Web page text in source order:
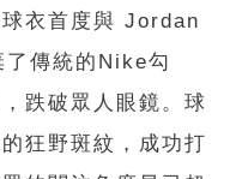
衣首度與 Jordan
傳統的Nike勾
跌破眾人眼鏡。球
狂野斑紋，成功打